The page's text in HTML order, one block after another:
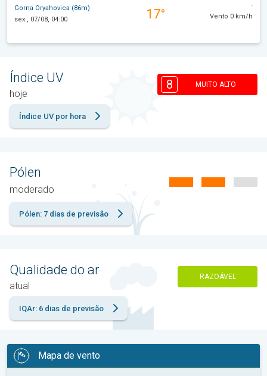
Gorna Oryahovica (86m)
sex., 07/08, 04:00
17°
-
Vento 0 km/h
Índice UV
hoje
8 MUITO ALTO
Índice UV por hora
Pólen
moderado
Pólen: 7 dias de previsão
Qualidade do ar
atual
RAZOÁVEL
IQAr: 6 dias de previsão
Mapa de vento